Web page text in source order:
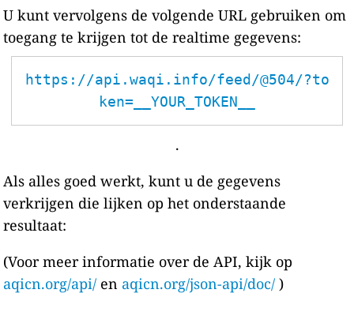
U kunt vervolgens de volgende URL gebruiken om
toegang te krijgen tot de realtime gegevens:
https://api.waqi.info/feed/@504/?to
ken=__YOUR_TOKEN__
.
Als alles goed werkt, kunt u de gegevens
verkrijgen die lijken op het onderstaande
resultaat:
(Voor meer informatie over de API, kijk op
aqicn.org/api/ en aqicn.org/json-api/doc/ )